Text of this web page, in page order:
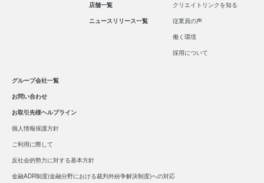
店舗一覧
ニュースリリース一覧
クリエイトリンクを知る
従業員の声
働く環境
採用について
グループ会社一覧
お問い合わせ
お取引先様ヘルプライン
個人情報保護方針
ご利用に際して
反社会的勢力に対する基本方針
金融ADR制度(金融分野における裁判外紛争解決制度)への対応